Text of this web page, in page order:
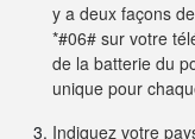
y a deux façons
*#06# sur votre
de la batterie du
unique pour
Indiquez votre